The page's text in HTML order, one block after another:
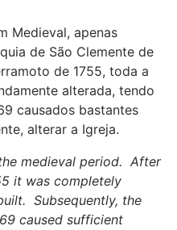
Medieval, apenas
de São Clemente de
de 1755, toda a
alterada, tendo
causados bastantes
alterar a Igreja.
medieval period. After
it was completely
Subsequently, the
caused sufficient